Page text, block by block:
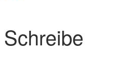
Schreibe